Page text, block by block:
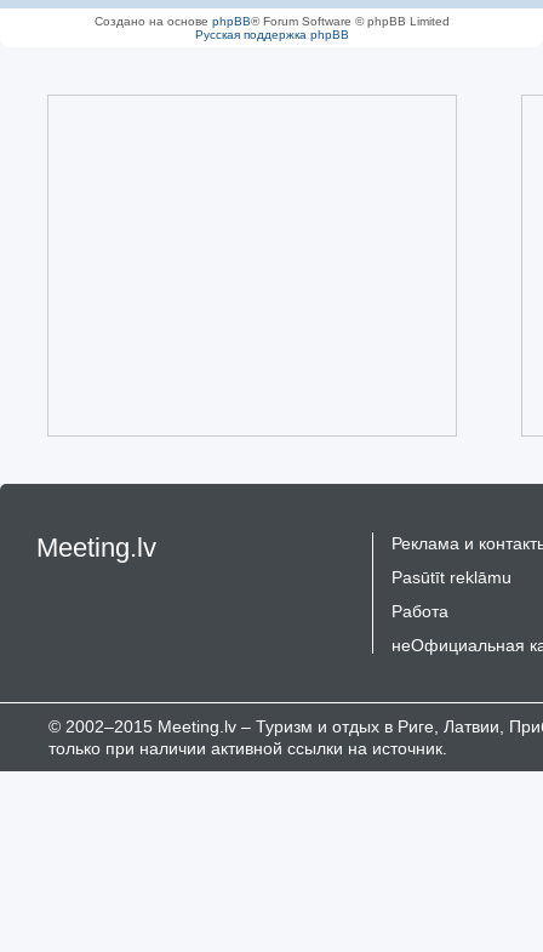
Создано на основе phpBB® Forum Software © phpBB Limited
Русская поддержка phpBB
Meeting.lv
Реклама и
Pasūtīt reklāmu
Работа
неОфициальная
© 2002–2015 Meeting.lv – Туризм и отдых в Риге, Латвии,
только при наличии активной ссылки на источник.